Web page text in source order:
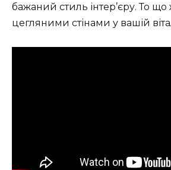
бажаний стиль інтер’єру. То
цегляними стінами у вашій